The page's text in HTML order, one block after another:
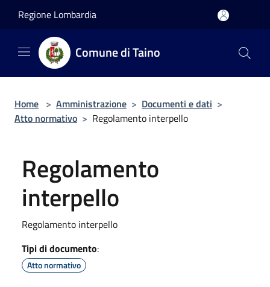
Regione Lombardia
Comune di Taino
Home > Amministrazione > Documenti e dati >
Atto normativo > Regolamento interpello
Regolamento
interpello
Regolamento interpello
Tipi di documento:
Atto normativo